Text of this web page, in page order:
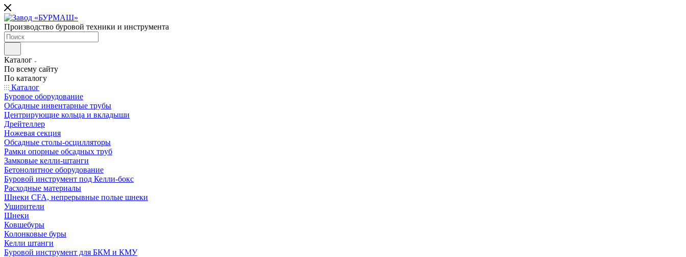
Производство буровой техники и инструмента
Каталог
По всему сайту
По каталогу
Каталог
Буровое оборудование
Обсадные инвентарные трубы
Центрирующие кольца и вкладыши
Дрейтеллер
Ножевая секция
Обсадные столы-осцилляторы
Рамки опорные обсадных труб
Замковые келли-штанги
Бетонолитное оборудование
Буровой инструмент под Келли-бокс
Расходные материалы
Шнеки CFA, непрерывные полые шнеки
Уширители
Шнеки
Ковшебуры
Колонковые буры
Келли штанги
Буровой инструмент для БКМ и КМУ